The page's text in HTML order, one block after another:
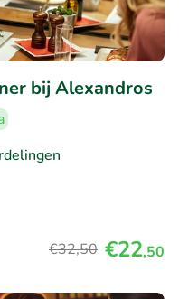
bij Alexandros
€32,50 €22,50